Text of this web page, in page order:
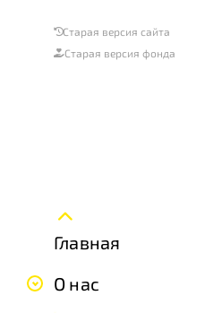
Старая версия сайта
Старая версия фонда
Главная
О нас